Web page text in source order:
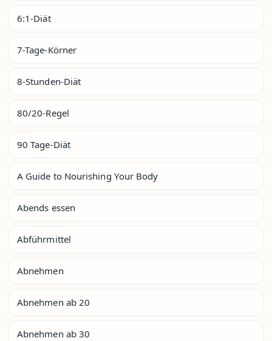
6:1-Diät
7-Tage-Körner
8-Stunden-Diät
80/20-Regel
90 Tage-Diät
A Guide to Nourishing Your Body
Abends essen
Abführmittel
Abnehmen
Abnehmen ab 20
Abnehmen ab 30